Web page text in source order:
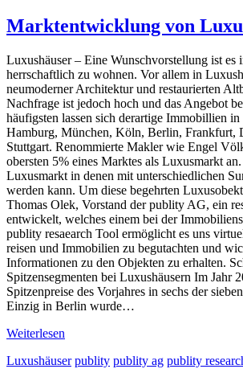
Marktentwicklung von
Luxushäuser – Eine Wunschvorstellung ist es
herrschaftlich zu wohnen. Vor allem in
neumoderner Architektur und restaurierten
Nachfrage ist jedoch hoch und das Angebot
häufigsten lassen sich derartige Immobillien in
Hamburg, München, Köln, Berlin, Frankfurt,
Stuttgart. Renommierte Makler wie Engel
obersten 5% eines Marktes als Luxusmarkt
Luxusmarkt in denen mit unterschiedlichen
werden kann. Um diese begehrten
Thomas Olek, Vorstand der publity AG, ein
entwickelt, welches einem bei der
publity resaearch Tool ermöglicht es uns
reisen und Immobilien zu begutachten und
Informationen zu den Objekten zu erhalten.
Spitzensegmenten bei Luxushäusern Im Jahr
Spitzenpreise des Vorjahres in sechs der
Einzig in Berlin wurde…
Weiterlesen
Luxushäuser publity publity ag publity